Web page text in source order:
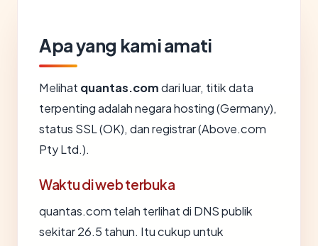
Apa yang kami amati
Melihat quantas.comdari luar, titik data
terpenting adalah negara hosting (Germany),
status SSL (OK), dan registrar (Above.com
Pty Ltd.).
Waktu di web terbuka
quantas.com telah terlihat di DNS publik
sekitar 26.5 tahun. Itu cukup untuk